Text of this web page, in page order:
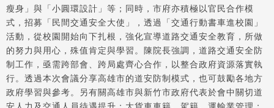
瘦身」與「小圓環設計」等；同時，市府亦積極以官民合作模
式，招募「民間交通安全大使」，透過「交通行動書車進校園」
活動，從校園開始向下扎根，強化宣導道路交通安全教育，所做
的努力與用心，殊值肯定與學習。陳院長強調，道路交通安全防
制工作，亟需跨部會、跨局處齊心合作，以整合政府資源落實執
行。透過本次會議分享高雄市的道安防制模式，也可鼓勵各地方
政府學習與參考。另有關高雄市與新竹市政府代表於會中關切道